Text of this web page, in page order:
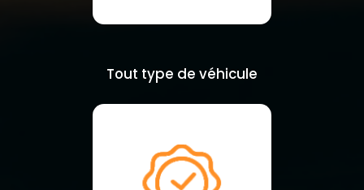
Tout type de véhicule